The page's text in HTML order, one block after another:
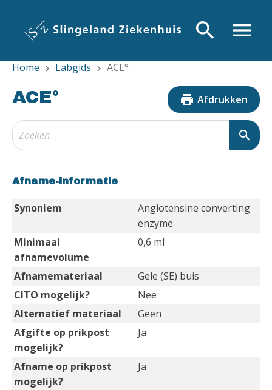
inhoud
menu
search
Home chevron_right Labgids chevron_right ACE°
ACE° print Afdrukken
search
Afname-informatie
Synoniem
Angiotensine converting
enzyme
Minimaal
afnamevolume
0,6 ml
Afnamemateriaal
Gele (SE) buis
CITO mogelijk?
Nee
Alternatief materiaal
Geen
Afgifte op prikpost
mogelijk?
Ja
Afname op prikpost
mogelijk?
Ja